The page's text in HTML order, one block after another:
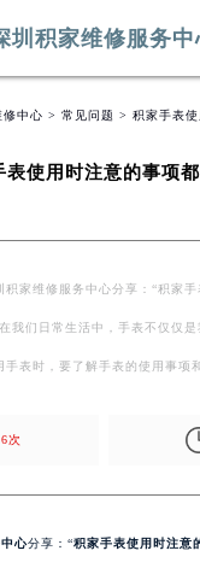
圳积家维修服务中
修中心 > 常见问题 > 积家手表
表使用时注意的事项
积家维修服务中心分享：“积家
我们日常生活中，手表不仅仅
手表时，要了解手表的使用事项
次
心分享：“积家手表使用时注意